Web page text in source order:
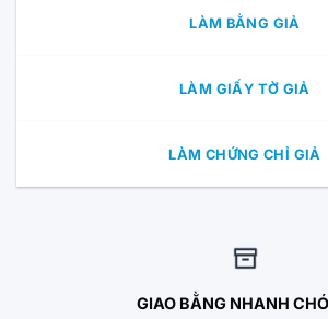
LÀM BẰNG GIẢ
LÀM GIẤY TỜ GIẢ
LÀM CHỨNG CHỈ GIẢ
GIAO BẰNG NHANH